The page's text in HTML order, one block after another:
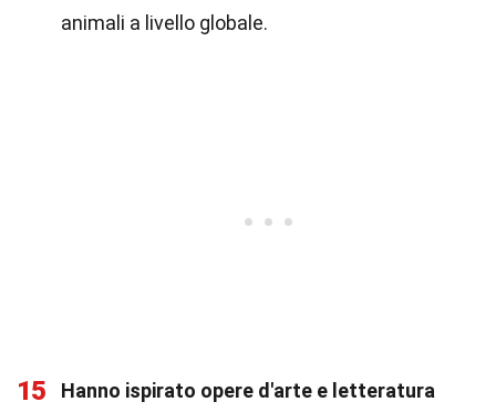
animali a livello globale.
15
Hanno ispirato opere d'arte e letteratura